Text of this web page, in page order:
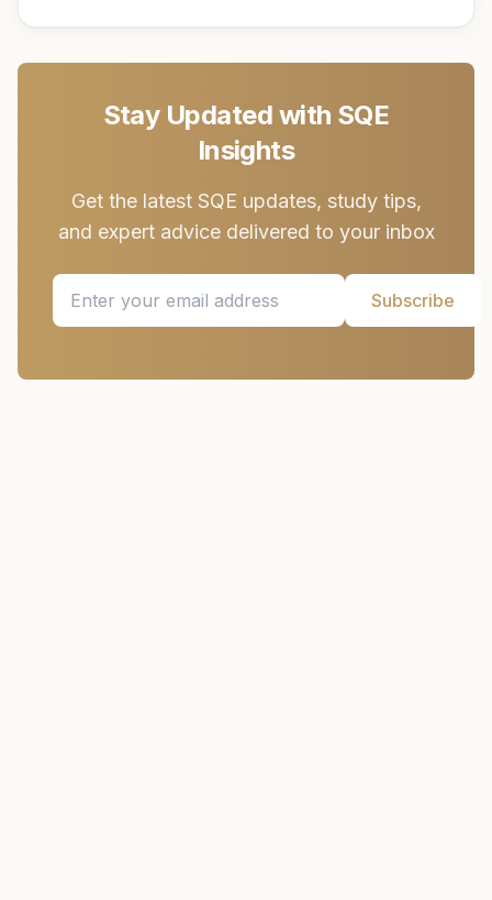
Stay Updated with SQE
Insights
Get the latest SQE updates, study tips,
and expert advice delivered to your inbox
Subscribe